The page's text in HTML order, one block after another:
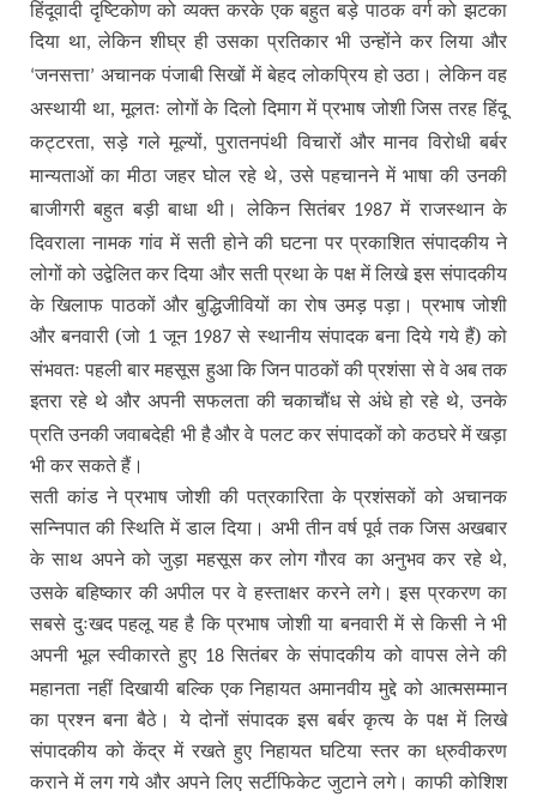
हिंदूवादी दृष्टिकोण को व्यक्त करके एक बहुत बड़े पाठक वर्ग को झटका
दिया था,लेकिन शीघ्र ही उसका प्रतिकार भी उन्होंने कर लिया और
‘जनसत्ता’ अचानक पंजाबी सिखों में बेहद लोकप्रिय हो उठा। लेकिन वह
अस्थायी था,मूलतः लोगों के दिलो दिमाग में प्रभाष जोशी जिस तरह हिंदू
कट्टरता,सड़े गले मूल्यों,पुरातनपंथी विचारों और मानव विरोधी बर्बर
मान्यताओं का मीठा जहर घोल रहे थे,उसे पहचानने में भाषा की उनकी
बाजीगरी बहुत बड़ी बाधा थी। लेकिन सितंबर 1987 में राजस्थान के
दिवराला नामक गांव में सती होने की घटना पर प्रकाशित संपादकीय ने
लोगों को उद्वेलित कर दिया और सती प्रथा के पक्ष में लिखे इस संपादकीय
के खिलाफ पाठकों और बुद्धिजीवियों का रोष उमड़ पड़ा। प्रभाष जोशी
और बनवारी (जो 1जून 1987 से स्थानीय संपादक बना दिये गये हैं) को
संभवतः पहली बार महसूस हुआ कि जिन पाठकों की प्रशंसा से वे अब तक
इतरा रहे थे और अपनी सफलता की चकाचौंध से अंधे हो रहे थे,उनके
प्रति उनकी जवाबदेही भी हैऔर वे पलट कर संपादकों को कठघरे में खड़ा
भी कर सकते हैं।
सती कांड ने प्रभाष जोशी की पत्रकारिता के प्रशंसकों को अचानक
सन्निपात की स्थिति में डाल दिया। अभी तीन वर्ष पूर्व तक जिस अखबार
के साथ अपने को जुड़ा महसूस कर लोग गौरव का अनुभव कर रहे थे,
उसके बहिष्कार की अपील पर वे हस्ताक्षर करने लगे। इस प्रकरण का
सबसे दुःखद पहलू यह है कि प्रभाष जोशी या बनवारी में से किसी ने भी
अपनी भूल स्वीकारते हुए 18सितंबर के संपादकीय को वापस लेने की
महानता नहीं दिखायी बल्कि एक निहायत अमानवीय मुद्दे को आत्मसम्मान
का प्रश्न बना बैठे। ये दोनों संपादक इस बर्बर कृत्य के पक्ष में लिखे
संपादकीय को केंद्र में रखते हुए निहायत घटिया स्तर का ध्रुवीकरण
कराने में लग गये और अपने लिए सर्टीफिकेट जुटाने लगे। काफी कोशिश